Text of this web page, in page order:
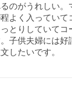
のがうれしい。
よく入っていて
とりしていてコ
子供夫婦には好
したいです。